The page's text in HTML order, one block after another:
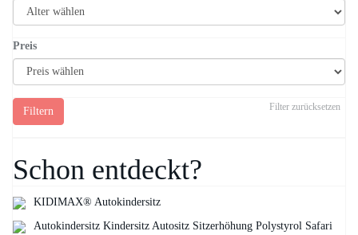
Preis
Filter zurücksetzen
Filtern
Schon entdeckt?
KIDIMAX® Autokindersitz
Autokindersitz Kindersitz Autositz Sitzerhöhung Polystyrol Safari